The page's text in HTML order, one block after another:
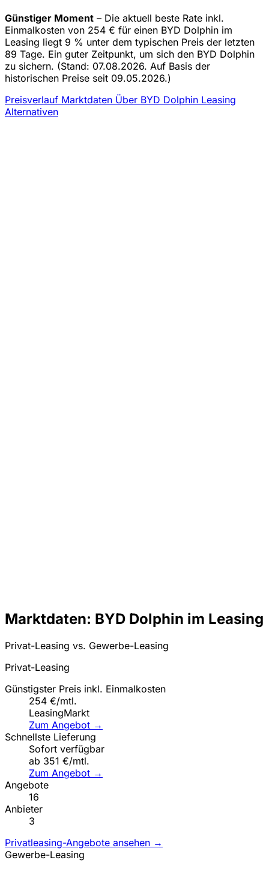
Günstiger Moment – Die aktuell beste Rate inkl.
Einmalkosten von 254 € für einen BYD Dolphin im
Leasing liegt 9 % unter dem typischen Preis der letzten
89 Tage. Ein guter Zeitpunkt, um sich den BYD Dolphin
zu sichern. (Stand: 07.08.2026. Auf Basis der
historischen Preise seit 09.05.2026.)
Preisverlauf Marktdaten Über BYD Dolphin Leasing
Alternativen
Marktdaten: BYD Dolphin im Leasing
Privat-Leasing vs. Gewerbe-Leasing
Privat-Leasing
Günstigster Preis inkl. Einmalkosten
254 €/mtl.
LeasingMarkt
Zum Angebot →
Schnellste Lieferung
Sofort verfügbar
ab 351 €/mtl.
Zum Angebot →
Angebote
16
Anbieter
3
Privatleasing-Angebote ansehen →
Gewerbe-Leasing